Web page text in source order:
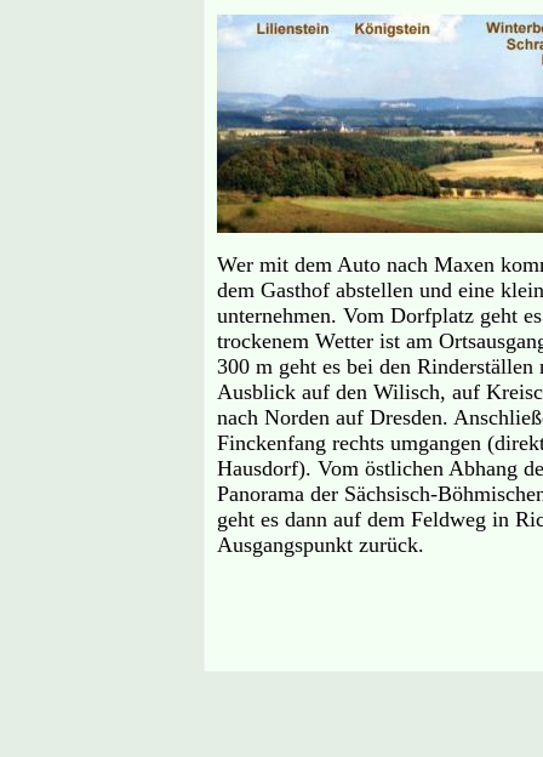
Wer mit dem Auto nach Maxen
dem Gasthof abstellen und eine
unternehmen. Vom Dorfplatz geht
trockenem Wetter ist am
300 m geht es bei den
Ausblick auf den Wilisch, auf
nach Norden auf Dresden.
Finckenfang rechts umgangen
Hausdorf). Vom östlichen Abhang
Panorama der Sächsisch-
geht es dann auf dem Feldweg in
Ausgangspunkt zurück.